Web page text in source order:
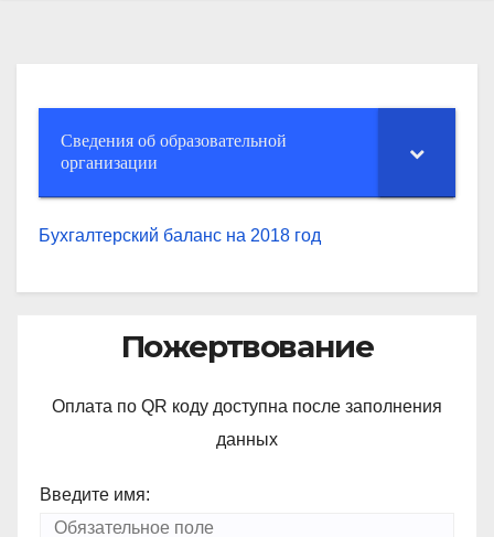
Сведения об образовательной
организации
Бухгалтерский баланс на 2018 год
Пожертвование
Оплата по QR коду доступна после заполнения
данных
Введите имя: